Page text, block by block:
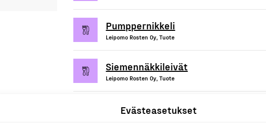
Evästeasetukset
Pumppernikkeli
Leipomo Rosten Oy, Tuote
Siemennäkkileivät
Leipomo Rosten Oy, Tuote